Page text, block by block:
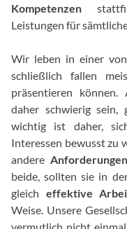
Kompetenzen
Leistungen für
Wir leben in einer
schließlich fallen
präsentieren
daher schwierig sein,
wichtig ist daher,
Interessen bewusst zu
andere Anforderungen
beide, sollten sie in
gleich effektive
Weise. Unsere
vermutlich nicht